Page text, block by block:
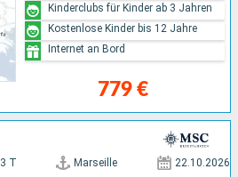
779 €
Kinderclubs für Kinder ab 3 Jahren
Kostenlose Kinder bis 12 Jahre
Internet an Bord
3 T Marseille 22.10.2026